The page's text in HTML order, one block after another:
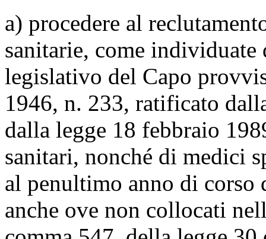
a) procedere al
sanitarie, come
legislativo del Capo
1946, n. 233, ratificato
dalla legge 18 febbraio
sanitari, nonché di medici
al penultimo anno di corso
anche ove non collocati